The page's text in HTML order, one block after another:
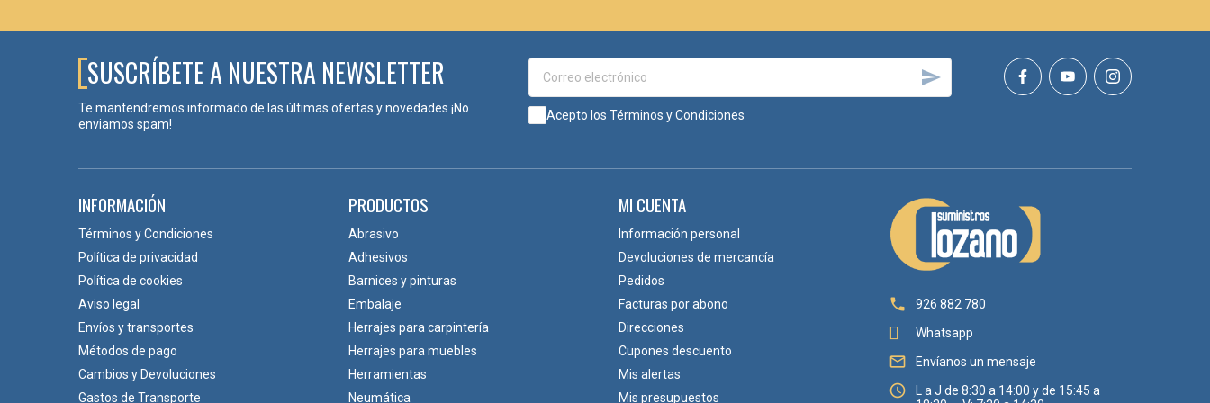
🧩¿DÓNDE UTILIZAR CLAVOS PIRAMIDALES DECORATIVOS?
Son especialmente recomendables en:
Restauración de muebles antiguos
Proyectos de decoración temática
Carpintería artesanal
❓PREGUNTAS FRECUENTES (FAQ)
¿Para qué sirve un clavo piramidal decorativo?
SUSCRÍBETE A NUESTRA NEWSLETTER
Te mantendremos informado de las últimas ofertas y novedades ¡No
enviamos spam!

Acepto los Términos y Condiciones
INFORMACIÓN
Términos y Condiciones
Política de privacidad
Política de cookies
Aviso legal
Envíos y transportes
Métodos de pago
Cambios y Devoluciones
Gastos de Transporte
PRODUCTOS
Abrasivo
Adhesivos
Barnices y pinturas
Embalaje
Herrajes para carpintería
Herrajes para muebles
Herramientas
Neumática
MI CUENTA
Información personal
Devoluciones de mercancía
Pedidos
Facturas por abono
Direcciones
Cupones descuento
Mis alertas
Mis presupuestos

926 882 780
Whatsapp
 Envíanos un mensaje

L a J de 8:30 a 14:00 y de 15:45 a